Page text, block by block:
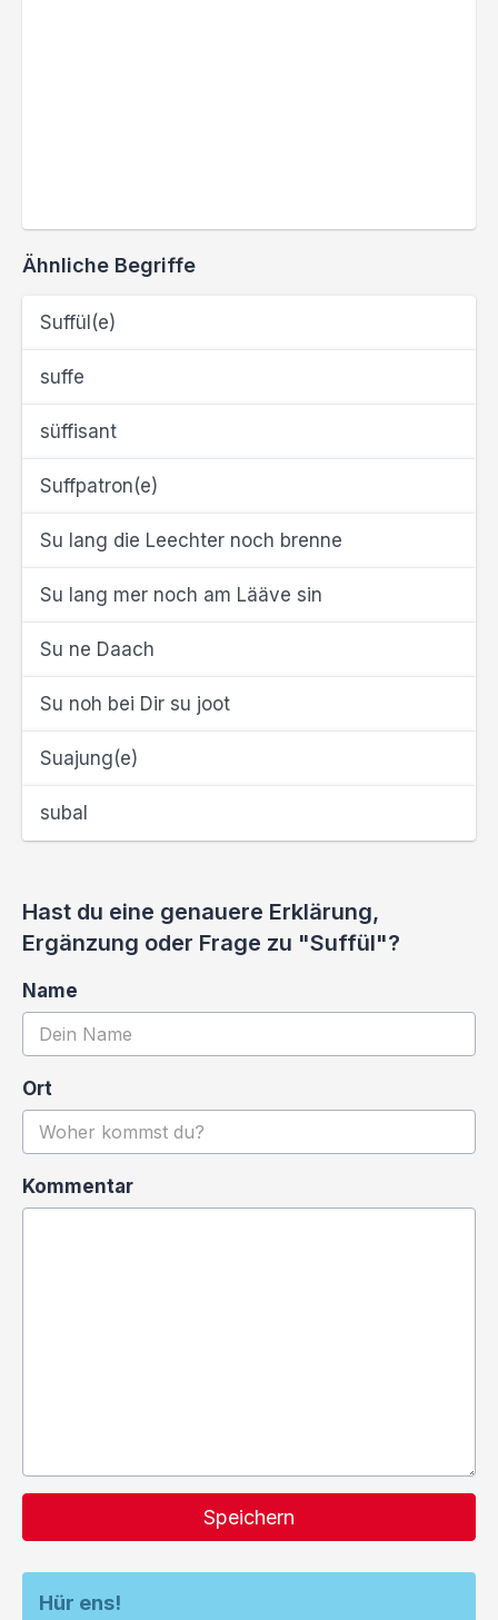
Ähnliche Begriffe
Suffül(e)
suffe
süffisant
Suffpatron(e)
Su lang die Leechter noch brenne
Su lang mer noch am Lääve sin
Su ne Daach
Su noh bei Dir su joot
Suajung(e)
subal
Hast du eine genauere Erklärung,
Ergänzung oder Frage zu "Suffül"?
Name
Ort
Kommentar
Speichern
Hür ens!